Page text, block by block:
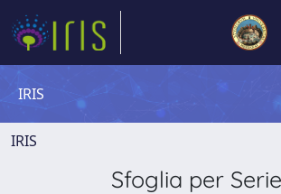
IRIS
IRIS
Sfoglia per Serie